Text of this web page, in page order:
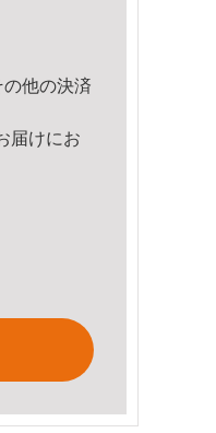
他の決済
届けにお